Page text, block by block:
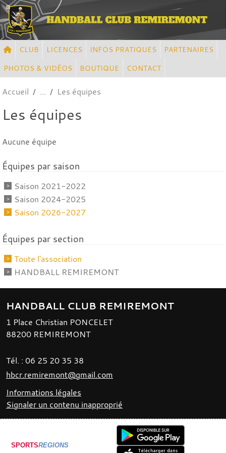
CLUB LICENCES INFOS PRATIQUES
PARTENAIRES
PHOTOS & VIDÉOS
BOUTIQUE CONTACT
Accueil Les équipes
Les équipes
Aucune équipe
Équipes par saison
Saison 2021-2022
Saison 2024-2025
Saison 2026-2027
Équipes par section
Toute l'association
HANDBALL REMIREMONT
HANDBALL CLUB REMIREMONT
1 Place Christian PONCELET
88200 REMIREMONT
Tél. : 06 25 20 35 38
hbcr.remiremont@gmail.com
Informations légales
Signaler un contenu inapproprié
SPORTSREGIONS
Panneau de gestion des cookies